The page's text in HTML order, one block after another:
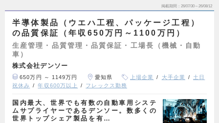
掲載期間 26/07/30～26/08/12
半導体製品（ウエハ工程、パッケージ工程）
の品質保証（年収650万円～1100万円）
生産管理・品質管理・品質保証・工場長（機械・自動
車）
株式会社デンソー
650万円 ～ 1149万円 愛知県 上場企業 大手企業
土日
祝休み
年収600万以上 フレックス勤務
国内最大、世界でも有数の自動車用システ
ムサプライヤーであるデンソー。数多くの
世界トップシェア製品を有…